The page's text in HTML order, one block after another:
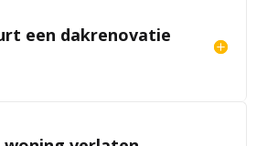
een dakrenovatie